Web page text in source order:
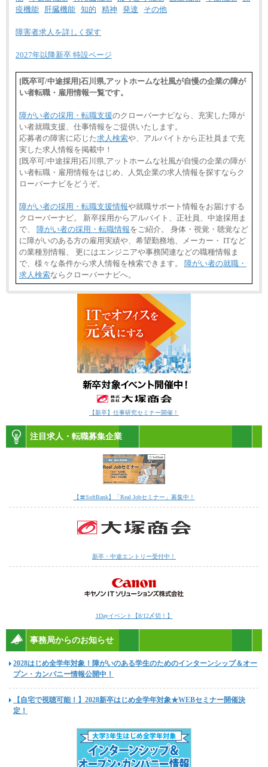
疫機能
肝臓機能 知的 精神 発達 その他
障害者求人を詳しく探す
2027年以降新卒 特設ページ
[既卒可/中途採用]石川県,アットホームな社風が自慢の企業の障が
い者転職・雇用情報一覧です。
障がい者の採用・転職支援のクローバーナビなら、充実した障が
い者就職支援、仕事情報をご提供いたします。
応募者の障害に応じた求人検索や、アルバイトから正社員まで充
実した求人情報を掲載中！
[既卒可/中途採用]石川県,アットホームな社風が自慢の企業の障が
い者転職・雇用情報をはじめ、人気企業の求人情報を探すならク
ローバーナビをどうぞ。
障がい者の採用・転職支援情報や就職サポート情報をお届けする
クローバーナビ。 新卒採用からアルバイト、正社員、中途採用ま
で、 障がい者の採用・転職情報をご紹介。 身体・視覚・聴覚など
に障がいのある方の雇用実績や、希望勤務地、メーカー・ ITなど
の業種別情報、 更にはエンジニアや事務関連などの職種情報ま
で、様々な条件から求人情報を検索できます。 障がい者の就職・
求人検索ならクローバーナビへ。
【新卒】仕事研究セミナー開催！
注目求人・転職募集企業
【〓SoftBank】「Real Jobセミナー」募集中！
新卒・中途エントリー受付中！
1Dayイベント【8/12〆切！】
事務局からのお知らせ
2028はじめ全学年対象！障がいのある学生のためのインターンシップ＆オー
プン・カンパニー情報公開中！
【自宅で視聴可能！】2028新卒はじめ全学年対象★WEBセミナー開催決
定！